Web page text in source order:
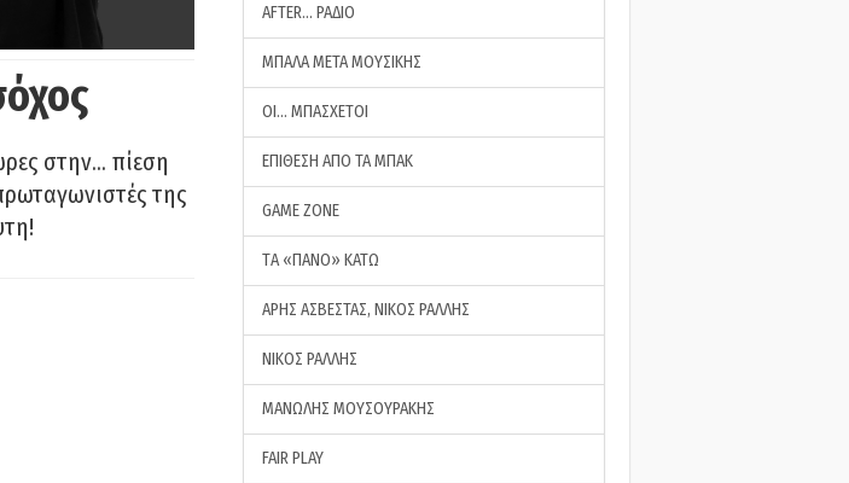
στην… πίεση
της
AFTER… ΡΑΔΙΟ
ΜΠΑΛΑ ΜΕΤΑ ΜΟΥΣΙΚΗΣ
ΟΙ… ΜΠΑΣΧΕΤΟΙ
ΕΠΙΘΕΣΗ ΑΠΟ ΤΑ ΜΠΑΚ
GAME ZONE
ΤA «ΠΑΝΟ» ΚΑΤΩ
ΑΡΗΣ ΑΣΒΕΣΤΑΣ, ΝΙΚΟΣ ΡΑΛΛΗΣ
ΝΙΚΟΣ ΡΑΛΛΗΣ
ΜΑΝΩΛΗΣ ΜΟΥΣΟΥΡΑΚΗΣ
FAIR PLAY